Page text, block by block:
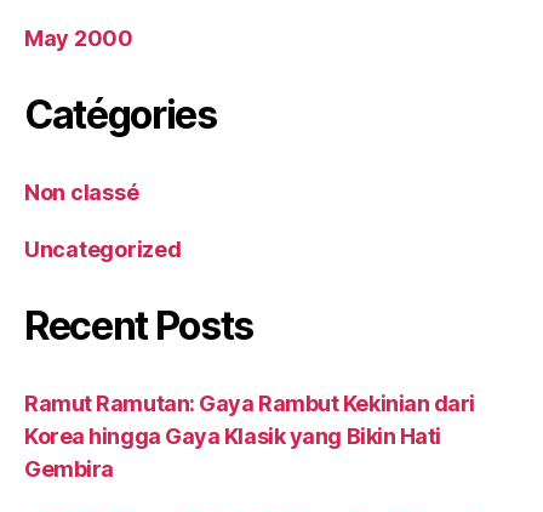
May 2000
Catégories
Non classé
Uncategorized
Recent Posts
Ramut Ramutan: Gaya Rambut Kekinian dari
Korea hingga Gaya Klasik yang Bikin Hati
Gembira